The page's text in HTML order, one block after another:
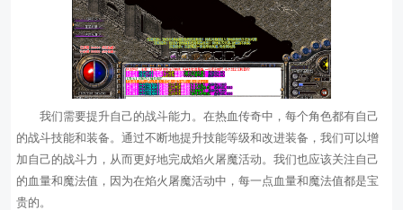
我们需要提升自己的战斗能力。在热血传奇中，每个角色都有自己
的战斗技能和装备。通过不断地提升技能等级和改进装备，我们可以增
加自己的战斗力，从而更好地完成焰火屠魔活动。我们也应该关注自己
的血量和魔法值，因为在焰火屠魔活动中，每一点血量和魔法值都是宝
贵的。